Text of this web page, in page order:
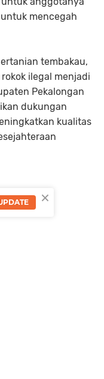
mencegah
tembakau,
ilegal menjadi
Pekalongan
dukungan
kualitas
×